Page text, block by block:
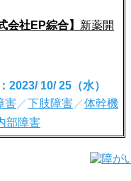
会社EP綜合】 新薬開
10/ 25（水）
害 ／下肢障害 ／体幹機
部障害